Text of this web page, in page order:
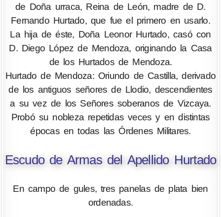
de Doña urraca, Reina de León, madre de D.
Fernando Hurtado, que fue el primero en usarlo.
La hija de éste, Doña Leonor Hurtado, casó con
D. Diego López de Mendoza, originando la Casa
de los Hurtados de Mendoza.
Hurtado de Mendoza: Oriundo de Castilla, derivado
de los antiguos señores de Llodio, descendientes
a su vez de los Señores soberanos de Vizcaya.
Probó su nobleza repetidas veces y en distintas
épocas en todas las Órdenes Militares.
Escudo de Armas del Apellido Hurtado
En campo de gules, tres panelas de plata bien
ordenadas.